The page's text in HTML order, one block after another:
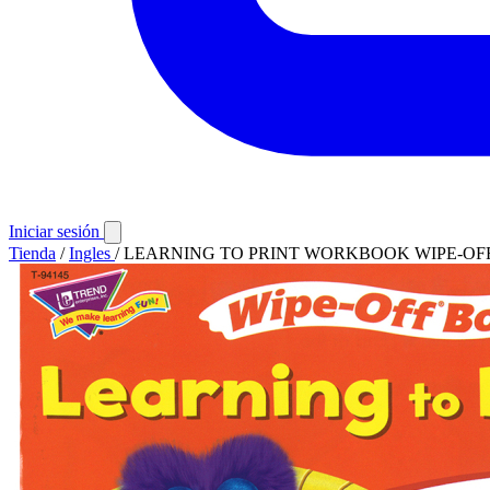
Iniciar sesión
Tienda / Ingles / LEARNING TO PRINT WORKBOOK WIPE-